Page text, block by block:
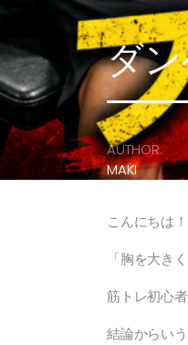
ダ
AUTHOR:
MAKI
こんにちは
「胸を大き
筋トレ初心
結論からいう